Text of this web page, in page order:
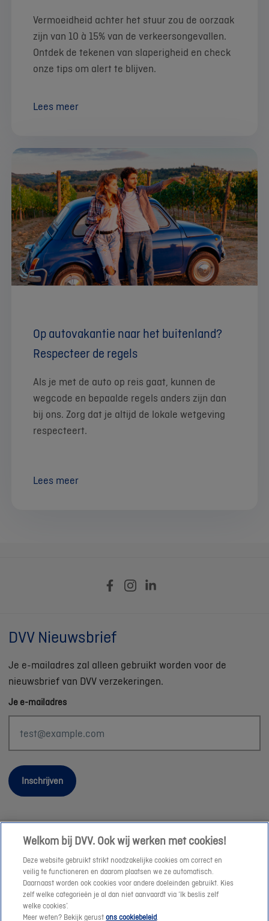
Vermoeidheid achter het stuur zou de oorzaak
zijn van 10 à 15% van de verkeersongevallen.
Ontdek de tekenen van slaperigheid en check
onze tips om alert te blijven.
Lees meer
Op autovakantie naar het buitenland?
Respecteer de regels
Als je met de auto op reis gaat, kunnen de
wegcode en bepaalde regels anders zijn dan
bij ons. Zorg dat je altijd de lokale wetgeving
respecteert.
Lees meer
DVV Nieuwsbrief
Je e-mailadres zal alleen gebruikt worden voor de
nieuwsbrief van DVV verzekeringen.
Je e-mailadres
Inschrijven
Wettelijke informatie
Duurzaamheid
Sitemap
Onze consulenten
Jobs
Welkom bij DVV. Ook wij werken met cookies!
Deze website gebruikt strikt noodzakelijke cookies om correct en
veilig te functioneren en daarom plaatsen we ze automatisch.
Daarnaast worden ook cookies voor andere doeleinden gebruikt. Kies
zelf welke categorieën je al dan niet aanvaardt via ‘Ik beslis zelf
welke cookies’.
Meer weten? Bekijk gerustons cookiebeleid.